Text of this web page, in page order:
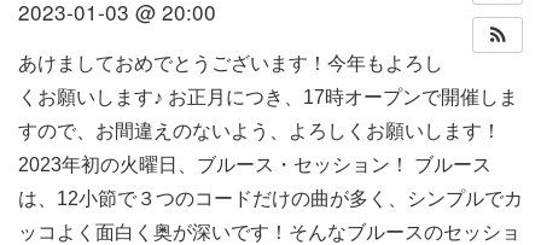
2023-01-03 @ 20:00
あけましておめでとうございます！今年もよろし
くお願いします♪ お正月につき、17時オープンで開催しま
すので、お間違えのないよう、よろしくお願いします！
2023年初の火曜日、ブルース・セッション！ ブルース
は、12小節で３つのコードだけの曲が多く、シンプルでカ
ッコよく面白く奥が深いです！そんなブルースのセッショ